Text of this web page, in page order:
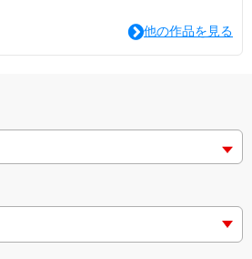
他の作品を見る